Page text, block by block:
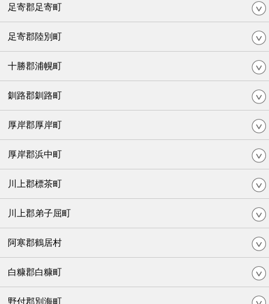
足寄郡足寄町
足寄郡陸別町
十勝郡浦幌町
釧路郡釧路町
厚岸郡厚岸町
厚岸郡浜中町
川上郡標茶町
川上郡弟子屈町
阿寒郡鶴居村
白糠郡白糠町
野付郡別海町